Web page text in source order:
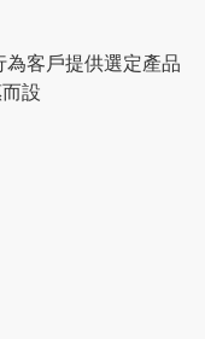
客戶提供選定產品
設